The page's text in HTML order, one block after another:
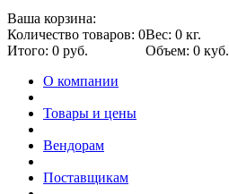
Ваша корзина:
Количество товаров: 0Вес: 0 кг.
Итого: 0 руб.
Объем: 0 куб.
О компании
Товары и цены
Вендорам
Поставщикам